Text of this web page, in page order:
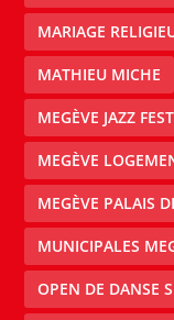
MARIAGE
MATHIEU MICHE
MEGÈVE JAZZ
MEGÈVE
MEGÈVE PALAIS
MUNICIPALES
OPEN DE DANSE